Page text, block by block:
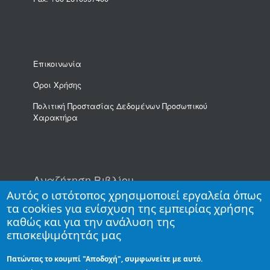
Επικοινωνία
Όροι Χρήσης
Πολιτική Προστασίας Δεδομένων Προσωπικού
Χαρακτήρα
Αναζήτηση Βιβλίου
Αυτός ο ιστότοπος χρησιμοποιεί εργαλεία όπως
τα cookies για ενίσχυση της εμπειρίας χρήσης
καθώς και για την ανάλυση της
επισκεψιμότητάς μας
Πατώντας το κουμπί "Αποδοχή", συμφωνείτε με αυτό.